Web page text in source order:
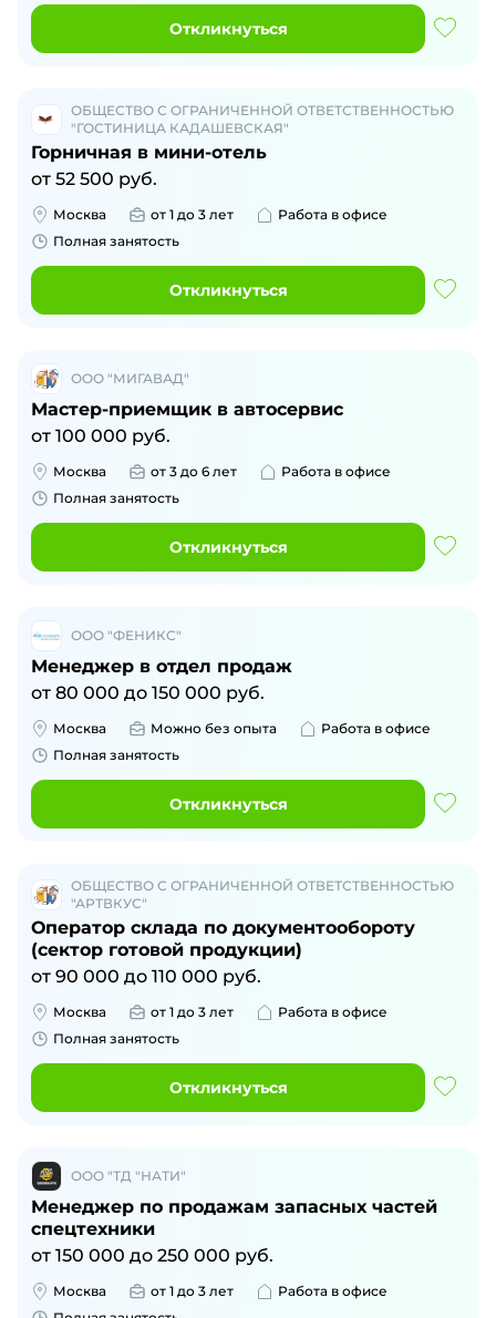
Откликнуться
ОБЩЕСТВО С ОГРАНИЧЕННОЙ ОТВЕТСТВЕННОСТЬЮ
"ГОСТИНИЦА КАДАШЕВСКАЯ"
Горничная в мини-отель
от 52 500 руб.
Москва от 1 до 3 лет
Работа в офисе
Полная занятость
Откликнуться
ООО "МИГАВАД"
Мастер-приемщик в автосервис
от 100 000 руб.
Москва от 3 до 6 лет
Работа в офисе
Полная занятость
Откликнуться
ООО "ФЕНИКС"
Менеджер в отдел продаж
от 80 000 до 150 000 руб.
Москва Можно без опыта
Работа в офисе
Полная занятость
Откликнуться
ОБЩЕСТВО С ОГРАНИЧЕННОЙ ОТВЕТСТВЕННОСТЬЮ
"АРТВКУС"
Оператор склада по документообороту
(сектор готовой продукции)
от 90 000 до 110 000 руб.
Москва от 1 до 3 лет
Работа в офисе
Полная занятость
Откликнуться
ООО "ТД "НАТИ"
Менеджер по продажам запасных частей
спецтехники
от 150 000 до 250 000 руб.
Москва от 1 до 3 лет
Работа в офисе